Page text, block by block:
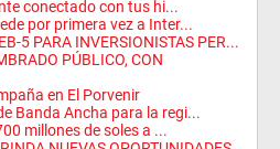
conectado con tus hi...
por primera vez a Inter...
5 PARA INVERSIONISTAS PER...
PÚBLICO, CON
en El Porvenir
Banda Ancha para la regi...
millones de soles a ...